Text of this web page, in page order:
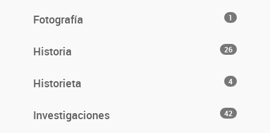
Fotografía 1
Historia 26
Historieta 4
Investigaciones 42